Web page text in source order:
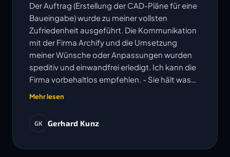
Der Auftrag (Erstellung der CAD-Pläne für eine
Baueingabe) wurde zu meiner vollsten
Zufriedenheit ausgeführt. Die Kommunikation
mit der Firma Archify und die Umsetzung
meiner Wünsche oder Anpassungen wurden
speditiv und einwandfrei erledigt. Ich kann die
Firma vorbehaltlos empfehlen. - Sie hält was
ihre Website verspricht!
Mehr lesen
GK Gerhard Kunz